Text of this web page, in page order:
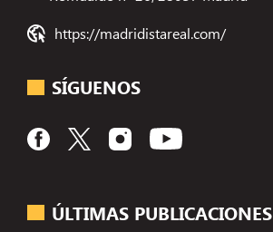
ÚLTIMAS PUBLICACIONES
https://madridistareal.com/
SÍGUENOS